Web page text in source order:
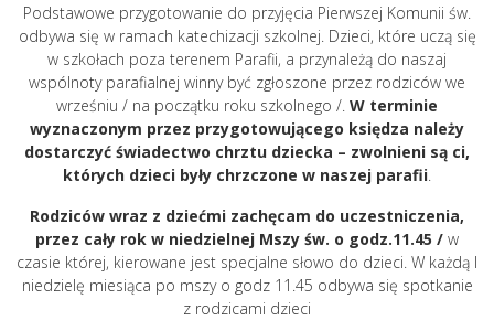
Podstawowe przygotowanie do przyjęcia Pierwszej Komunii św.
odbywa się w ramach katechizacji szkolnej. Dzieci, które uczą się
w szkołach poza terenem Parafii, a przynależą do naszaj
wspólnoty parafialnej winny być zgłoszone przez rodziców we
wrześniu / na początku roku szkolnego /. W terminie
wyznaczonym przez przygotowującego księdza należy
dostarczyć świadectwo chrztu dziecka – zwolnieni są ci,
których dzieci były chrzczone w naszej parafii.
Rodziców wraz z dziećmi zachęcam do uczestniczenia,
przez cały rok w niedzielnej Mszy św. o godz.11.45 / w
czasie której, kierowane jest specjalne słowo do dzieci. W każdą I
niedzielę miesiąca po mszy o godz 11.45 odbywa się spotkanie
z rodzicami dzieci